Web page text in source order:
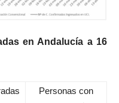
en Andalucía a 16
Personas con